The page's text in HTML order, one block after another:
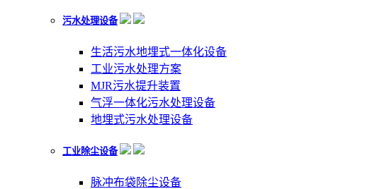
污水处理设备
生活污水地埋式一体化设备
工业污水处理方案
MJR污水提升装置
气浮一体化污水处理设备
地埋式污水处理设备
工业除尘设备
脉冲布袋除尘设备